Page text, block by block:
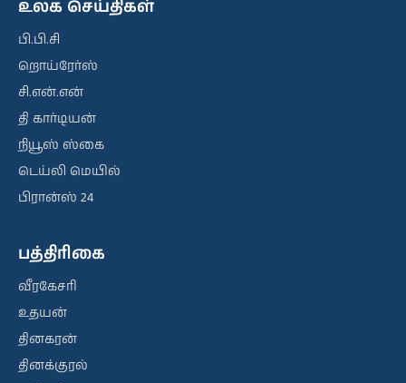
உலக செய்திகள்
பி.பி.சி
றொய்ரேர்ஸ்
சி.என்.என்
தி கார்டியன்
நியூஸ் ஸ்கை
டெய்லி மெயில்
பிரான்ஸ் 24
பத்திரிகை
வீரகேசரி
உதயன்
தினகரன்
தினக்குரல்